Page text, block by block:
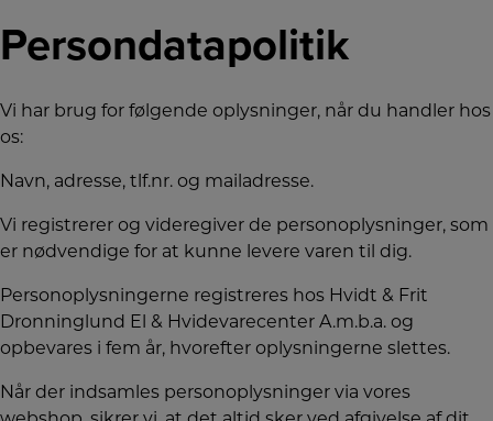
Persondatapolitik
Vi har brug for følgende oplysninger, når du handler hos
os:
Navn, adresse, tlf.nr. og mailadresse.
Vi registrerer og videregiver de personoplysninger, som
er nødvendige for at kunne levere varen til dig.
Personoplysningerne registreres hos Hvidt & Frit
Dronninglund El & Hvidevarecenter A.m.b.a. og
opbevares i fem år, hvorefter oplysningerne slettes.
Når der indsamles personoplysninger via vores